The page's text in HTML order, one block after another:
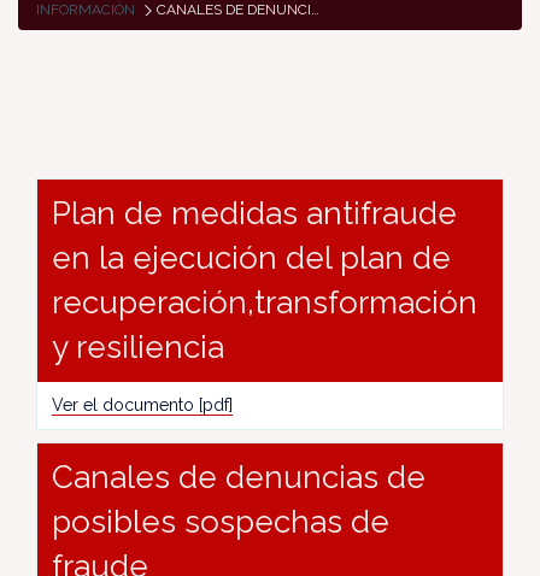
INFORMACIÓN CANALES DE DENUNCIAS DE POSIBLES SOSPECHAS DE FRAUDE
Plan de medidas antifraude
en la ejecución del plan de
recuperación,transformación
y resiliencia
Ver el documento [pdf]
Canales de denuncias de
posibles sospechas de
fraude